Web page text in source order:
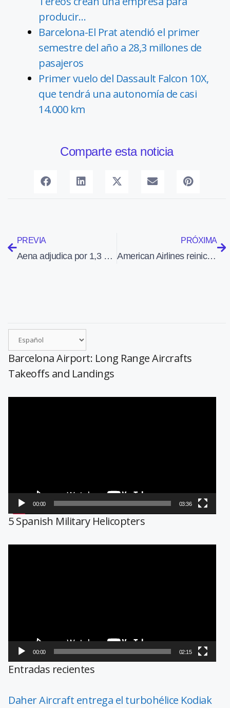
producir…
Barcelona-El Prat atendió el primer
semestre del año a 28,3 millones de
pasajeros
Primer vuelo del Dassault Falcon 10X,
que tendrá una autonomía de casi
14.000 km
Comparte esta noticia
PREVIA
Aena adjudica por 1,3 millones la reforma del edificio terminal del Aeropuerto de Córdoba
PRÓXIMA
American Airlines reinicia sus vuelos desde Barcelona y Madrid a partir del 28 de marzo
Barcelona Airport: Long Range Aircrafts
Takeoffs and Landings
00:00 03:36
5 Spanish Military Helicopters
00:00 02:15
Entradas recientes
Daher Aircraft entrega el turbohélice Kodiak